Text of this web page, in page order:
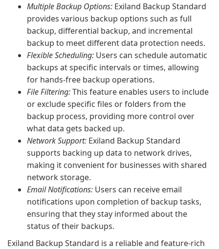
Multiple Backup Options: Exiland Backup Standard
provides various backup options such as full
backup, differential backup, and incremental
backup to meet different data protection needs.
Flexible Scheduling: Users can schedule automatic
backups at specific intervals or times, allowing
for hands-free backup operations.
File Filtering:This feature enables users to include
or exclude specific files or folders from the
backup process, providing more control over
what data gets backed up.
Network Support: Exiland Backup Standard
supports backing up data to network drives,
making it convenient for businesses with shared
network storage.
Email Notifications: Users can receive email
notifications upon completion of backup tasks,
ensuring that they stay informed about the
status of their backups.
Exiland Backup Standard is a reliable and feature-rich